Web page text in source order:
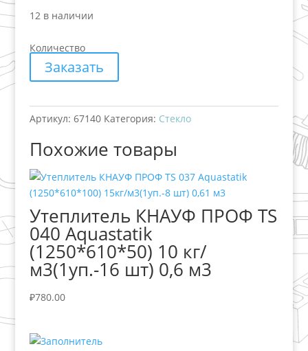
12 в наличии
Количество
Заказать
Артикул: 67140 Категория: Стекло
Похожие товары
Утеплитель КНАУФ ПРОФ TS
040 Aquastatik
(1250*610*50) 10 кг/
м3(1уп.-16 шт) 0,6 м3
₽780.00